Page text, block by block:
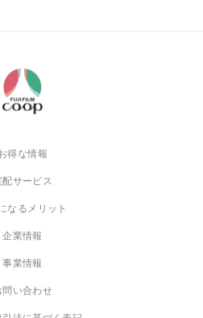
得な情報
配サービス
なるメリット
企業情報
事業情報
問い合わせ